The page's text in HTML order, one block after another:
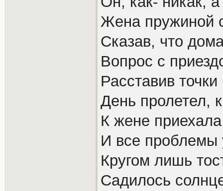
Жена пружиной
Сказав, что
Вопрос с
Расставив
День пролетел,
К жене
И все проблемы
Кругом лишь
Садилось